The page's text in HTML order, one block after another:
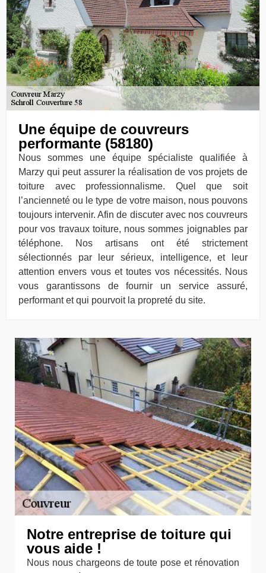
Une équipe de couvreurs
performante (58180)
Nous sommes une équipe spécialiste qualifiée à
Marzy qui peut assurer la réalisation de vos projets de
toiture avec professionnalisme. Quel que soit
l’ancienneté ou le type de votre maison, nous pouvons
toujours intervenir. Afin de discuter avec nos couvreurs
pour vos travaux toiture, nous sommes joignables par
téléphone. Nos artisans ont été strictement
sélectionnés par leur sérieux, intelligence, et leur
attention envers vous et toutes vos nécessités. Nous
vous garantissons de fournir un service assuré,
performant et qui pourvoit la propreté du site.
Notre entreprise de toiture qui
vous aide !
Nous nous chargeons de toute pose et rénovation